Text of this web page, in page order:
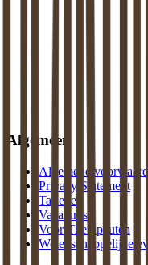
Algemeen
Algemene
Privacy Statement
Tarieven
Vacatures
Voor Therapeuten
Wetenschappelijke